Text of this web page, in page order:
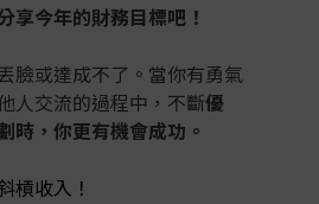
享今年的財務目標吧！
臉或達成不了。當你有勇氣
人交流的過程中，不斷優
時，你更有機會成功。
槓收入！